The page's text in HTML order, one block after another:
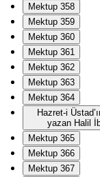
Mektup 358
Mektup 359
Mektup 360
Mektup 361
Mektup 362
Mektup 363
Mektup 364
Hazret-i
yazan Halil
Mektup 365
Mektup 366
Mektup 367